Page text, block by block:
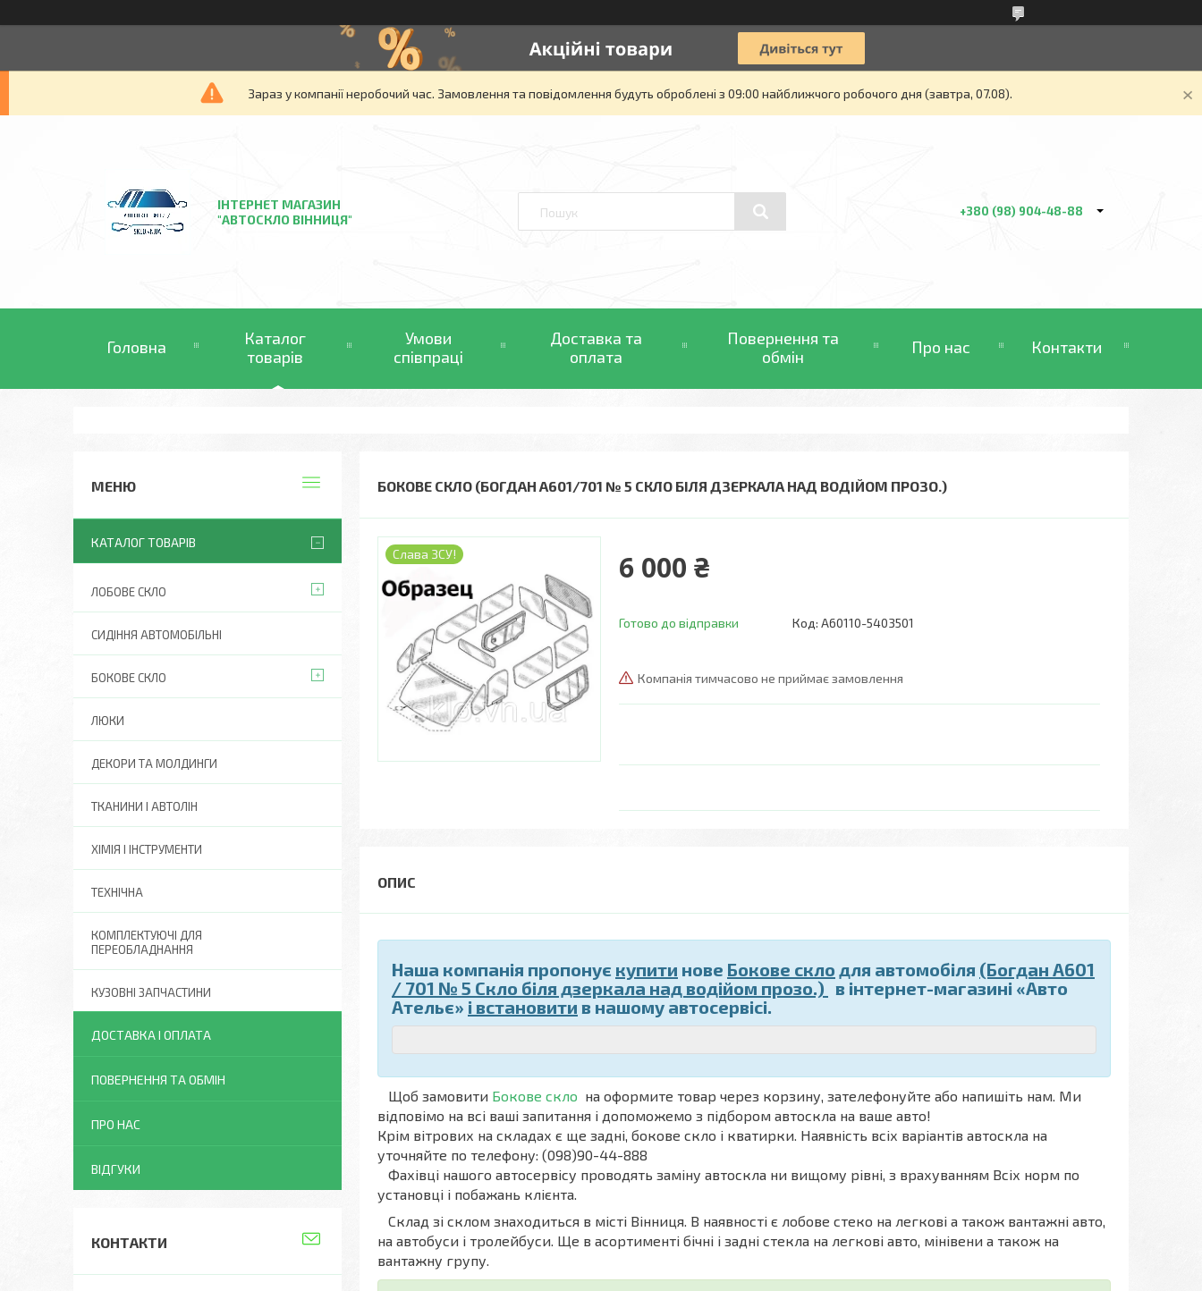
Зараз у компанії неробочий час. Замовлення та повідомлення будуть оброблені з 09:00 найближчого робочого дня (завтра, 07.08).
ІНТЕРНЕТ МАГАЗИН
"АВТОСКЛО ВІННИЦЯ"
+380 (98) 904-48-88
Головна
Каталог
товарів
Умови
співпраці
Доставка та
оплата
Повернення та
обмін
Про нас Контакти
БОКОВЕ СКЛО (БОГДАН А601/701 № 5 СКЛО БІЛЯ ДЗЕРКАЛА НАД ВОДІЙОМ ПРОЗО.)
Слава ЗСУ! 6 000 ₴
Готово до відправки Код: А60110-5403501
Компанія тимчасово не приймає замовлення
Наша компанія пропонує купити нове Бокове скло для автомобіля (Богдан А601
/ 701 № 5 Скло біля дзеркала над водійом прозо.) в інтернет-магазині «Авто
Ательє» і встановити в нашому автосервісі.
Щоб замовити Бокове скло на оформите товар через корзину, зателефонуйте або напишіть нам. Ми
відповімо на всі ваші запитання і допоможемо з підбором автоскла на ваше авто!
Крім вітрових на складах є ще задні, бокове скло і кватирки. Наявність всіх варіантів автоскла на
уточняйте по телефону: (098)90-44-888
Фахівці нашого автосервісу проводять заміну автоскла ни вищому рівні, з врахуванням Всіх норм по
установці і побажань клієнта.
Склад зі склом знаходиться в місті Вінниця. В наявності є лобове стеко на легкові а також вантажні авто,
на автобуси і тролейбуси. Ще в асортименті бічні і задні стекла на легкові авто, мінівени а також на
вантажну групу.
КАТАЛОГ ТОВАРІВ
ЛОБОВЕ СКЛО
СИДІННЯ АВТОМОБІЛЬНІ
БОКОВЕ СКЛО
ЛЮКИ
ДЕКОРИ ТА МОЛДИНГИ
ТКАНИНИ І АВТОЛІН
ХІМІЯ І ІНСТРУМЕНТИ
ТЕХНІЧНА
КОМПЛЕКТУЮЧІ ДЛЯ
ПЕРЕОБЛАДНАННЯ
КУЗОВНІ ЗАПЧАСТИНИ
ДОСТАВКА І ОПЛАТА
ПОВЕРНЕННЯ ТА ОБМІН
ПРО НАС
ВІДГУКИ
КОНТАКТИ